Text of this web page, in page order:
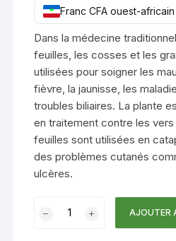
Franc CFA ouest-
Dans la médecine
feuilles, les cosses et les
utilisées pour soigner les
fièvre, la jaunisse, les
troubles biliaires. La plante
en traitement contre les
feuilles sont utilisées en
des problèmes cutanés
ulcères.
AJOUTER